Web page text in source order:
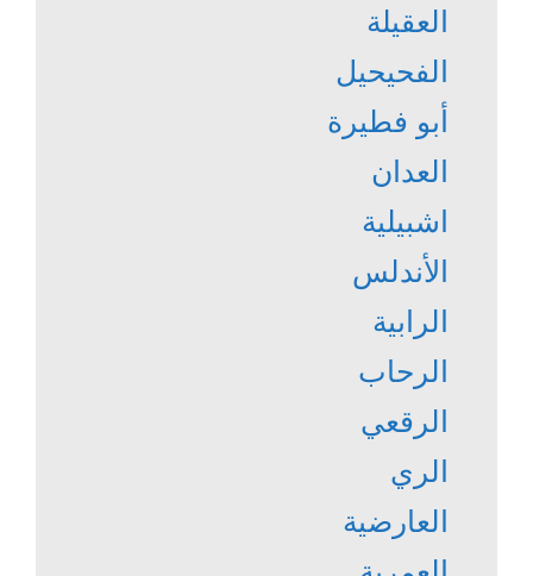
العقيلة
الفحيحيل
أبو فطيرة
العدان
اشبيلية
الأندلس
الرابية
الرحاب
الرقعي
الري
العارضية